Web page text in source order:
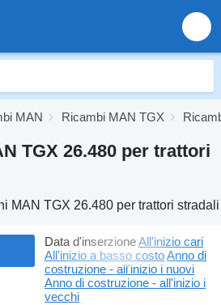
MAN Ricambi MAN TGX
TGX 26.480 per trattori
MAN TGX 26.480 per trattori stradali
Data d'inserzioneAll'inizio cari
All'inizio a basso costoAnno di
costruzione - all'inizio i nuovi
Anno di costruzione - all'inizio i
vecchi